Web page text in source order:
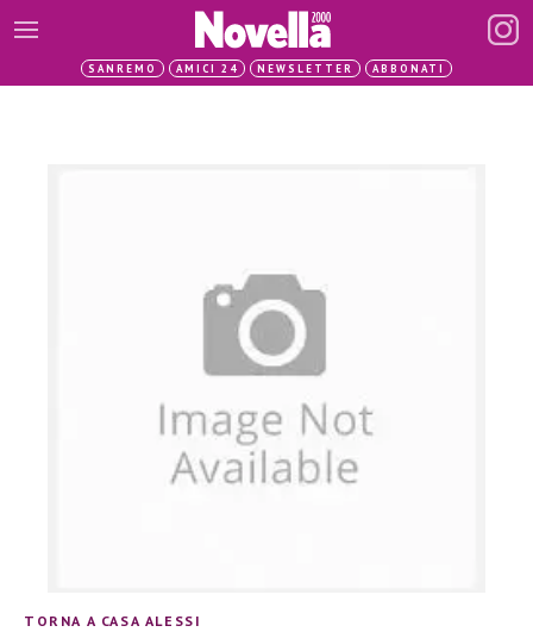
SANREMO AMICI 24 NEWSLETTER ABBONATI
TORNA A CASA ALESSI